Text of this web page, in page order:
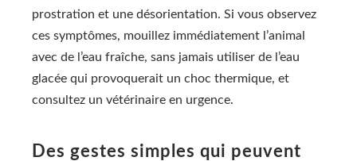
prostration et une désorientation. Si vous observez
ces symptômes, mouillez immédiatement l’animal
avec de l’eau fraîche, sans jamais utiliser de l’eau
glacée qui provoquerait un choc thermique, et
consultez un vétérinaire en urgence.
Des gestes simples qui peuvent